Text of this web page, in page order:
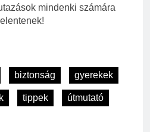
mindenki számára
biztonság gyerekek
tippek útmutató